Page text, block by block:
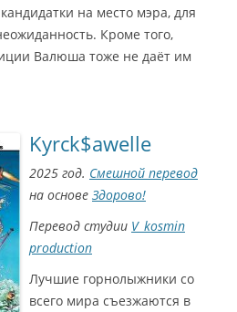
на место мэра, для
Кроме того,
Валюша тоже не даёт им
Kyrck$awelle
2025 год. Смешной перевод
на основе Здорово!
Перевод студии V_kosmin
production
Лучшие горнолыжники со
всего мира съезжаются в